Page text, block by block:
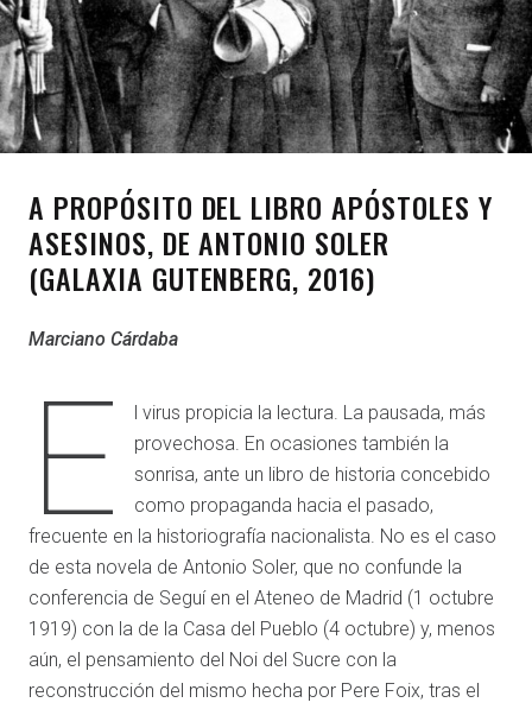
A PROPÓSITO DEL LIBRO APÓSTOLES Y
ASESINOS, DE ANTONIO SOLER
(GALAXIA GUTENBERG, 2016)
Marciano Cárdaba
E
l virus propicia la lectura. La pausada, más
provechosa. En ocasiones también la
sonrisa, ante un libro de historia concebido
como propaganda hacia el pasado,
frecuente en la historiografía nacionalista. No es el caso
de esta novela de Antonio Soler, que no confunde la
conferencia de Seguí en el Ateneo de Madrid (1 octubre
1919) con la de la Casa del Pueblo (4 octubre) y, menos
aún, el pensamiento del Noi del Sucre con la
reconstrucción del mismo hecha por Pere Foix, tras el